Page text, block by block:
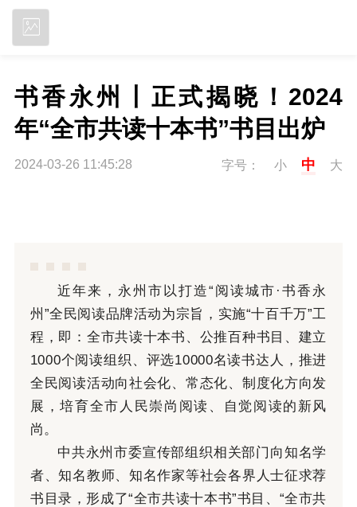
书香永州丨正式揭晓！2024
年“全市共读十本书”书目出炉
2024-03-26 11:45:28 字号： 小 中 大
近年来，永州市以打造“阅读城市·书香永
州”全民阅读品牌活动为宗旨，实施“十百千万”工
程，即：全市共读十本书、公推百种书目、建立
1000个阅读组织、评选10000名读书达人，推进
全民阅读活动向社会化、常态化、制度化方向发
展，培育全市人民崇尚阅读、自觉阅读的新风
尚。
中共永州市委宣传部组织相关部门向知名学
者、知名教师、知名作家等社会各界人士征求荐
书目录，形成了“全市共读十本书”书目、“全市共